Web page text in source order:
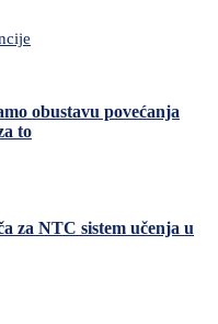
obustavu povećanja
to
za NTC sistem učenja u